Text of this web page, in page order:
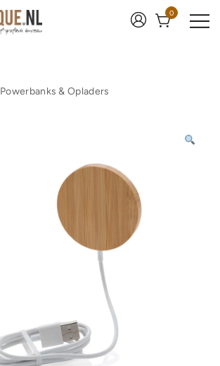
0
Powerbanks & Opladers